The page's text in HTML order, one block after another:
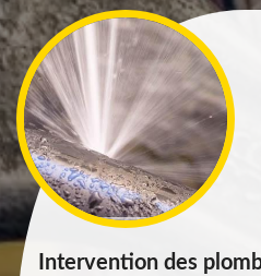
Intervention des